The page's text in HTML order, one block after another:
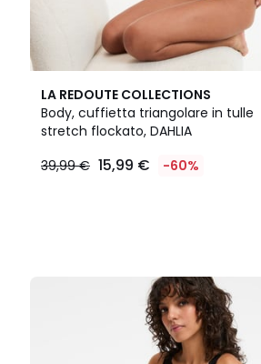
LA REDOUTE COLLECTIONS
Body, cuffietta triangolare in tulle
stretch flockato, DAHLIA
€
39,99 € 15,99 € -60%